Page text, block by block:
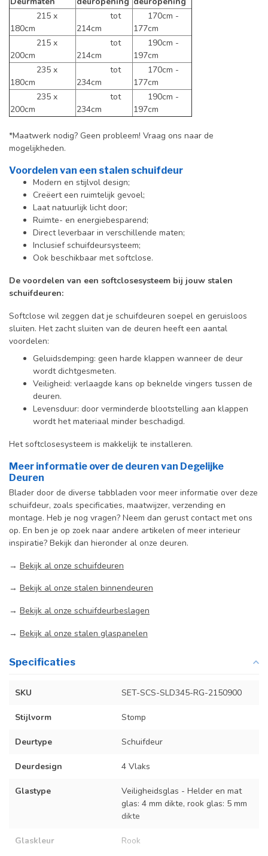
215 x
180cm
tot
214cm
170cm -
177cm
215 x
200cm
tot
214cm
190cm -
197cm
235 x
180cm
tot
234cm
170cm -
177cm
235 x
200cm
tot
234cm
190cm -
197cm
*Maatwerk nodig? Geen probleem! Vraag ons naar de
mogelijkheden.
Voordelen van een stalen schuifdeur
Modern en stijlvol design;
Creëert een ruimtelijk gevoel;
Laat natuurlijk licht door;
Ruimte- en energiebesparend;
Direct leverbaar in verschillende maten;
Inclusief schuifdeursysteem;
Ook beschikbaar met softclose.
De voordelen van een softclosesysteem bij jouw stalen
schuifdeuren:
Softclose wil zeggen dat je schuifdeuren soepel en geruisloos
sluiten. Het zacht sluiten van de deuren heeft een aantal
voordelen:
Geluidsdemping: geen harde klappen wanneer de deur
wordt dichtgesmeten.
Veiligheid: verlaagde kans op beknelde vingers tussen de
deuren.
Levensduur: door verminderde blootstelling aan klappen
wordt het materiaal minder beschadigd.
Het softclosesysteem is makkelijk te installeren.
Meer informatie over de deuren van Degelijke
Deuren
Blader door de diverse tabbladen voor meer informatie over deze
schuifdeur, zoals specificaties, maatwijzer, verzending en
montage. Heb je nog vragen? Neem dan gerust contact met ons
op. En ben je op zoek naar andere artikelen of meer interieur
inspiratie? Bekijk dan hieronder al onze deuren.
→ Bekijk al onze schuifdeuren
→ Bekijk al onze stalen binnendeuren
→ Bekijk al onze schuifdeurbeslagen
→ Bekijk al onze stalen glaspanelen
Specificaties
SKU SET-SCS-SLD345-RG-2150900
Stijlvorm Stomp
Deurtype Schuifdeur
Deurdesign 4 Vlaks
Glastype
Veiligheidsglas - Helder en mat
glas: 4 mm dikte, rook glas: 5 mm
dikte
Glaskleur Rook